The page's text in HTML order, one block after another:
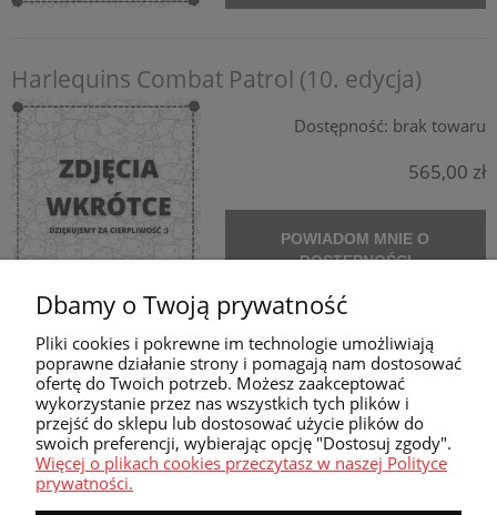
Harlequins Combat Patrol (10. edycja)
Dostępność: brak towaru
565,00 zł
POWIADOM MNIE O
DOSTĘPNOŚCI
Tyranid Neurogaunts
Dostępność: brak towaru
150,00 zł
Dbamy o Twoją prywatność
Pliki cookies i pokrewne im technologie umożliwiają
poprawne działanie strony i pomagają nam dostosować
ofertę do Twoich potrzeb. Możesz zaakceptować
wykorzystanie przez nas wszystkich tych plików i
przejść do sklepu lub dostosować użycie plików do
swoich preferencji, wybierając opcję "Dostosuj zgody".
Więcej o plikach cookies przeczytasz w naszej Polityce
prywatności.